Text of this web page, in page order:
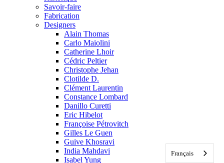
Savoir-faire
Fabrication
Designers
Alain Thomas
Carlo Maiolini
Catherine Lhoir
Cédric Peltier
Christophe Jehan
Clotilde D.
Clément Laurentin
Constance Lombard
Danillo Curetti
Eric Hibelot
Françoise Pétrovitch
Gilles Le Guen
Guive Khosravi
India Mahdavi
Isabel Yung
Français